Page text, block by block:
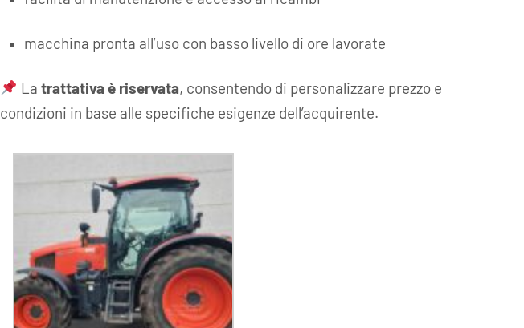
macchina pronta all’uso con basso livello di ore lavorate
La trattativa è riservata, consentendo di personalizzare prezzo e
condizioni in base alle specifiche esigenze dell’acquirente.